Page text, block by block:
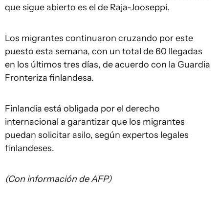
que sigue abierto es el de Raja-Jooseppi.
Los migrantes continuaron cruzando por este
puesto esta semana, con un total de 60 llegadas
en los últimos tres días, de acuerdo con la Guardia
Fronteriza finlandesa.
Finlandia está obligada por el derecho
internacional a garantizar que los migrantes
puedan solicitar asilo, según expertos legales
finlandeses.
(Con información de AFP)